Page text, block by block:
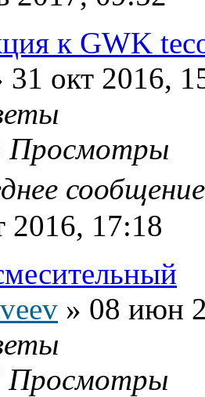
к GWK
31 окт 2016,
Просмотры
2016, 17:18
» 08 июн
Просмотры